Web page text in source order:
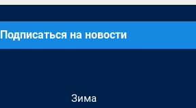
Подписаться на новости
Зима